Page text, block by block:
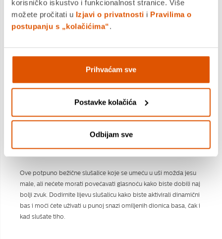
korisničko iskustvo i funkcionalnost stranice. Više
možete pročitati u Izjavi o privatnosti i Pravilima o
postupanju s „kolačićima“.
Prihvaćam sve
Postavke kolačića
Odbijam sve
Male i udobne slušalice koje vole snažan bas
Ove potpuno bežične slušalice koje se umeću u uši možda jesu
male, ali nećete morati povećavati glasnoću kako biste dobili naj
bolji zvuk. Dodirnite lijevu slušalicu kako biste aktivirali dinamični
bas i moći ćete uživati u punoj snazi omiljenih dionica basa, čak i
kad slušate tiho.